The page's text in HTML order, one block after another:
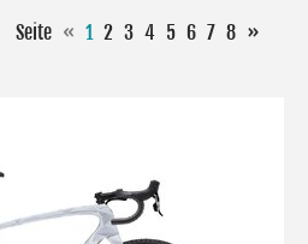
Seite « 1 2 3 4 5 6 7 8 »